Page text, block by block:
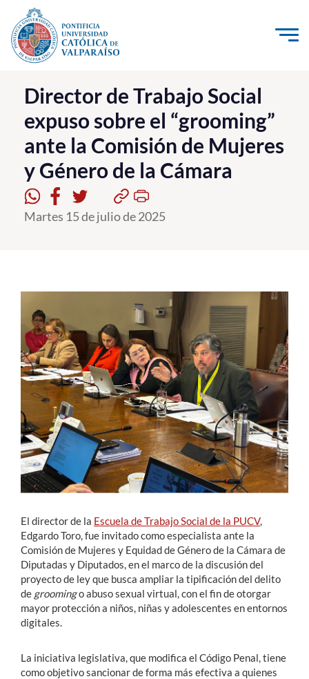
Click acá para ir directamente al contenido
La Universidad
Investigación, Creación e Innovación
PUCV Internacional
Vinculación con el Medio
Admisión
Estudiantes
Académicos
Funcionarios
Alumni
English
Director de Trabajo Social
expuso sobre el “grooming”
ante la Comisión de Mujeres
y Género de la Cámara
Martes 15 de julio de 2025
El director de la Escuela de Trabajo Social de la PUCV,
Edgardo Toro, fue invitado como especialista ante la
Comisión de Mujeres y Equidad de Género de la Cámara de
Diputadas y Diputados, en el marco de la discusión del
proyecto de ley que busca ampliar la tipificación del delito
de groomingo abuso sexual virtual, con el fin de otorgar
mayor protección a niños, niñas y adolescentes en entornos
digitales.
La iniciativa legislativa, que modifica el Código Penal, tiene
como objetivo sancionar de forma más efectiva a quienes